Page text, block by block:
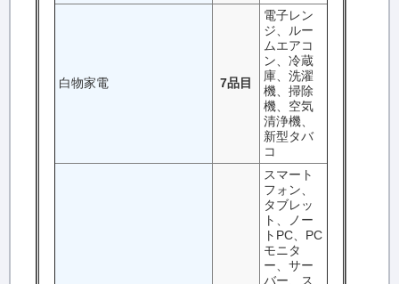
白物家電 7品目
電子レン
ジ、ルー
ムエアコ
ン、冷蔵
庫、洗濯
機、掃除
機、空気
清浄機、
新型タバ
コ
スマート
フォン、
タブレッ
ト、ノー
トPC、PC
モニタ
ー、サー
バー、ス